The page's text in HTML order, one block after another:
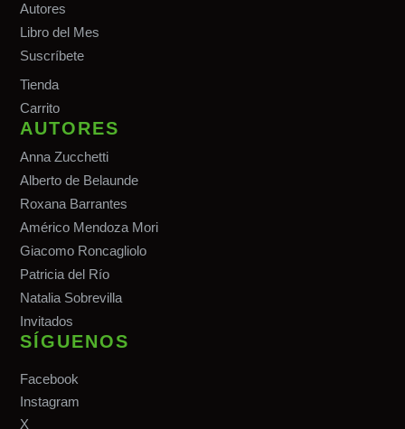
Autores
Libro del Mes
Suscríbete
Tienda
Carrito
AUTORES
Anna Zucchetti
Alberto de Belaunde
Roxana Barrantes
Américo Mendoza Mori
Giacomo Roncagliolo
Patricia del Río
Natalia Sobrevilla
Invitados
SÍGUENOS
Facebook
Instagram
X